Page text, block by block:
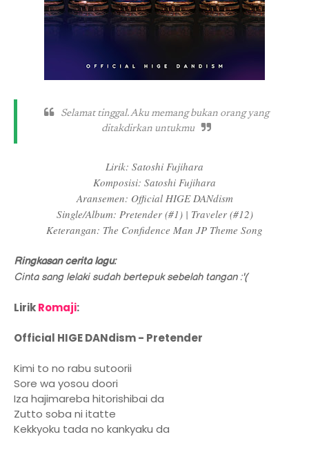
Selamat tinggal. Aku memang bukan orang yang
ditakdirkan untukmu
Lirik: Satoshi Fujihara
Komposisi: Satoshi Fujihara
Aransemen: Official HIGE DANdism
Single/Album: Pretender (#1) | Traveler (#12)
Keterangan: The Confidence Man JP Theme Song
Ringkasan cerita lagu:
Cinta sang lelaki sudah bertepuk sebelah tangan :'(
LirikRomaji:
Official HIGE DANdism - Pretender
Kimi to no rabu sutoorii
Sore wa yosou doori
Iza hajimareba hitorishibai da
Zutto soba ni itatte
Kekkyoku tada no kankyaku da